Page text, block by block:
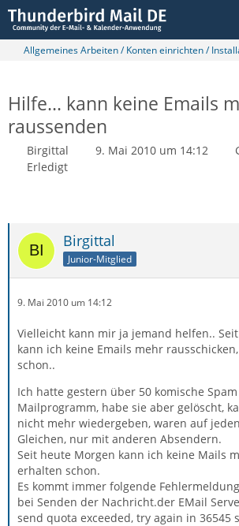
Allgemeines Arbeiten / Konten einrichten /
Hilfe... kann keine Emails
raussenden
Birgittal 9. Mai 2010 um 14:12
Erledigt
Birgittal
Junior-Mitglied
9. Mai 2010 um 14:12
Vielleicht kann mir ja jemand helfen..
kann ich keine Emails mehr
schon..
Ich hatte gestern über 50 komische
Mailprogramm, habe sie aber gelöscht,
nicht mehr wiedergeben, waren auf
Gleichen, nur mit anderen Absendern.
Seit heute Morgen kann ich keine Mails
erhalten schon.
Es kommt immer folgende
bei Senden der Nachricht.der EMail
send quota exceeded, try again in 36545